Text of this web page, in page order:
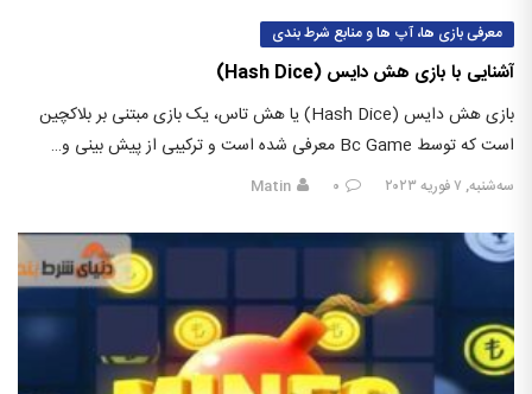
معرفی بازی ها، آپ ها و منابع شرط بندی
آشنایی با بازی هش دایس (Hash Dice)
بازی هش دایس (Hash Dice) یا هش تاس، یک بازی مبتنی بر بلاکچین
است که توسط Bc Game معرفی شده است و ترکیبی از پیش بینی و…
سه‌شنبه, ۷ فوریه ۲۰۲۳ ۰ Matin